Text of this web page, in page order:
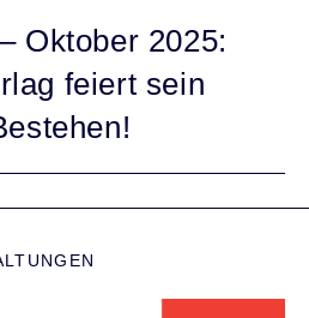
Oktober 2025:
feiert sein